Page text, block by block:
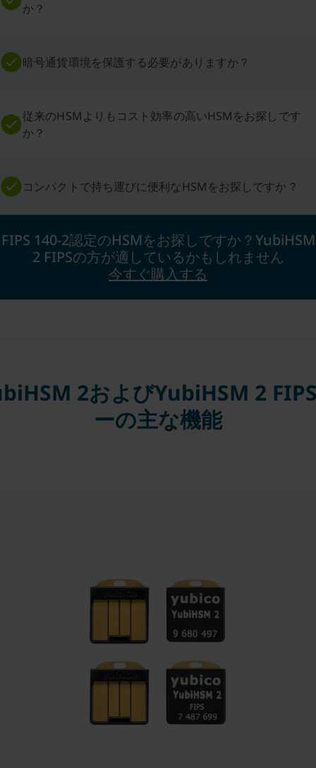
か？
暗号通貨環境を保護する必要がありますか？
従来のHSMよりもコスト効率の高いHSMをお探しです
か？
コンパクトで持ち運びに便利なHSMをお探しですか？
FIPS 140-2認定のHSMをお探しですか？YubiHSM
2 FIPSの方が適しているかもしれません
今すぐ購入する
2およびYubiHSM 2
ーの主な機能